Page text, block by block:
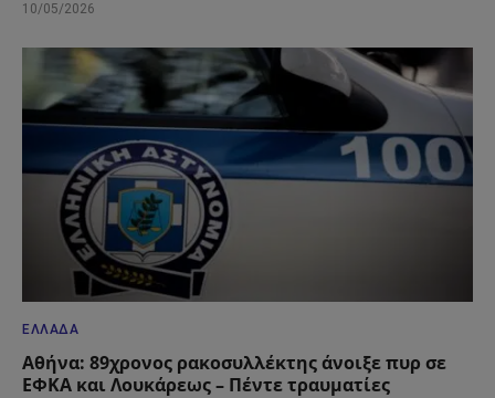
10/05/2026
ΕΛΛΆΔΑ
Αθήνα: 89χρονος ρακοσυλλέκτης άνοιξε πυρ σε
ΕΦΚΑ και Λουκάρεως – Πέντε τραυματίες